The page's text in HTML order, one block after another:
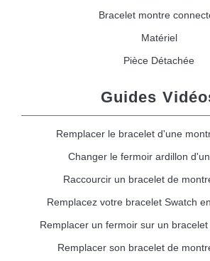
Bracelet montre
Matériel
Pièce Détachée
Guides
Remplacer le bracelet d'une
Changer le fermoir ardillon
Raccourcir un bracelet de
Remplacez votre bracelet Swatch
Remplacer un fermoir sur un
Remplacer son bracelet de